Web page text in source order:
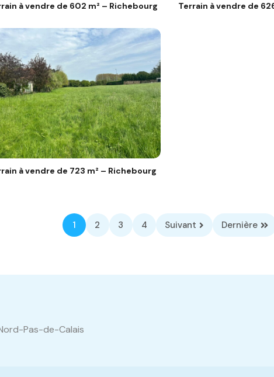
à vendre de 602 m² – Richebourg Terrain à vendre de
à vendre de 723 m² – Richebourg
1 2 3 4 Suivant Dernière
Pas-de-Calais